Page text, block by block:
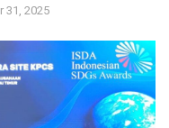
31, 2025